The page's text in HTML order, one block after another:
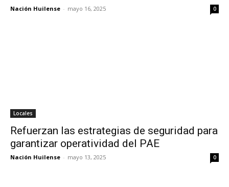
Nación Huilense - mayo 16, 2025 0
Locales
Refuerzan las estrategias de seguridad para
garantizar operatividad del PAE
Nación Huilense - mayo 13, 2025 0